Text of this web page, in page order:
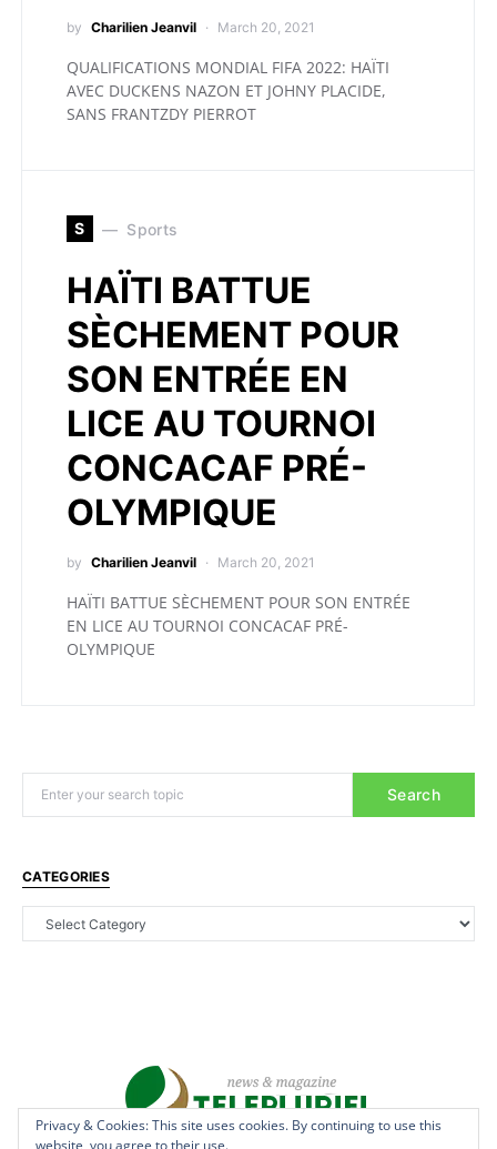
by Charilien Jeanvil March 20, 2021
QUALIFICATIONS MONDIAL FIFA 2022: HAÏTI
AVEC DUCKENS NAZON ET JOHNY PLACIDE,
SANS FRANTZDY PIERROT
S Sports
HAÏTI BATTUE
SÈCHEMENT POUR
SON ENTRÉE EN
LICE AU TOURNOI
CONCACAF PRÉ-
OLYMPIQUE
by Charilien Jeanvil March 20, 2021
HAÏTI BATTUE SÈCHEMENT POUR SON ENTRÉE
EN LICE AU TOURNOI CONCACAF PRÉ-
OLYMPIQUE
Search
CATEGORIES
Privacy & Cookies: This site uses cookies. By continuing to use this
website, you agree to their use.